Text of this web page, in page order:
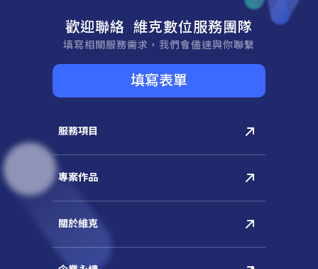
歡迎聯絡 維克數位服務團隊
填寫相關服務需求，我們會儘速與你聯繫
填寫表單